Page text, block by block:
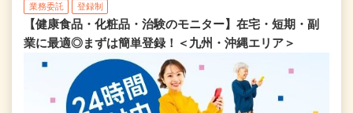
業務委託 登録制
【健康食品・化粧品・治験のモニター】在宅・短期・副
業に最適◎まずは簡単登録！＜九州・沖縄エリア＞